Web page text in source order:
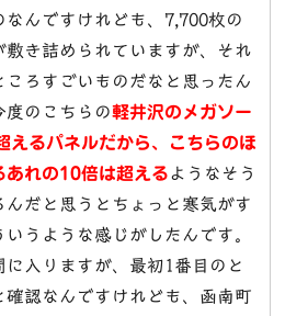
なんですけれども、7,700枚の
敷き詰められていますが、それ
ころすごいものだなと思ったん
度のこちらの軽井沢のメガソー
えるパネルだから、こちらのほ
あれの10倍は超えるようなそう
んだと思うとちょっと寒気がす
うような感じがしたんです。
入りますが、最初1番目のと
確認なんですけれども、函南町